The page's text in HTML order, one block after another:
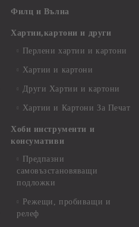
Филц и Вълна
Хартии,картони и други
Перлени хартии и картони
Хартии и картони
Други Хартии и картони
Хартии и Картони За Печат
Хоби инструменти и
консумативи
Предпазни
самовъзстановяващи
подложки
Режещи, пробиващи и
релеф